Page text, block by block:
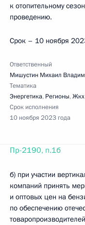
к отопительному
проведению.
Срок – 10 ноября
Ответственный
Мишустин Михаил
Тематика
Энергетика, Регионы,Жкх
Срок исполнения
10 ноября 2023 года
Пр-2190, п.1б
б) при участии
компаний принять
и оптовых цен на
по обеспечению